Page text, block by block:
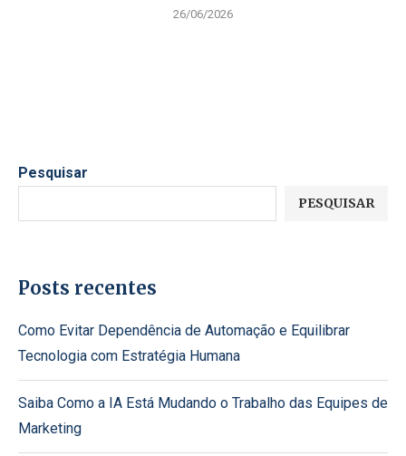
26/06/2026
Pesquisar
PESQUISAR
Posts recentes
Como Evitar Dependência de Automação e Equilibrar
Tecnologia com Estratégia Humana
Saiba Como a IA Está Mudando o Trabalho das Equipes de
Marketing